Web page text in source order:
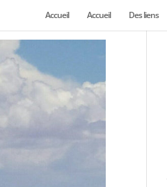
Accueil Accueil Des liens